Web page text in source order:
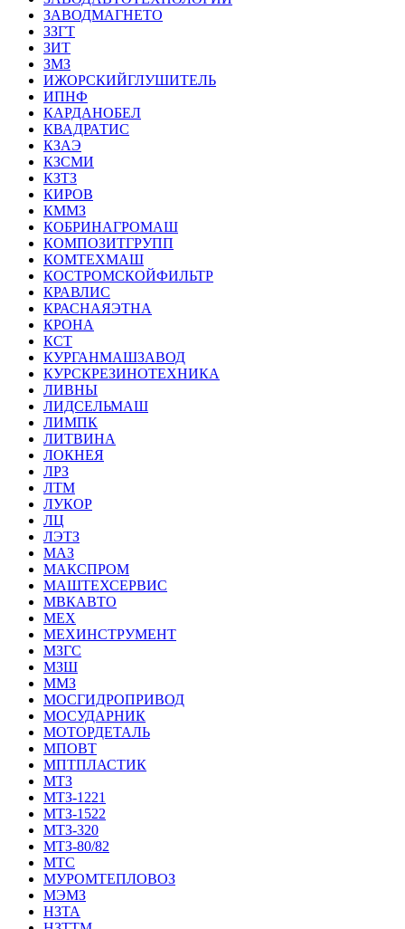
ЗАВОДМАГНЕТО
ЗЗГТ
ЗИТ
ЗМЗ
ИЖОРСКИЙГЛУШИТЕЛЬ
ИПНФ
КАРДАНОБЕЛ
КВАДРАТИС
КЗАЭ
КЗСМИ
КЗТЗ
КИРОВ
КММЗ
КОБРИНАГРОМАШ
КОМПОЗИТГРУПП
КОМТЕХМАШ
КОСТРОМСКОЙФИЛЬТР
КРАВЛИС
КРАСНАЯЭТНА
КРОНА
КСТ
КУРГАНМАШЗАВОД
КУРСКРЕЗИНОТЕХНИКА
ЛИВНЫ
ЛИДСЕЛЬМАШ
ЛИМПК
ЛИТВИНА
ЛОКНЕЯ
ЛРЗ
ЛТМ
ЛУКОР
ЛЦ
ЛЭТЗ
МАЗ
МАКСПРОМ
МАШТЕХСЕРВИС
МВКАВТО
МЕХ
МЕХИНСТРУМЕНТ
МЗГС
МЗШ
ММЗ
МОСГИДРОПРИВОД
МОСУДАРНИК
МОТОРДЕТАЛЬ
МПОВТ
МПТПЛАСТИК
МТЗ
МТЗ-1221
МТЗ-1522
МТЗ-320
МТЗ-80/82
МТС
МУРОМТЕПЛОВОЗ
МЭМЗ
НЗТА